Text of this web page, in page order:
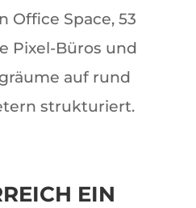
Office Space, 53
Pixel-Büros und
auf rund
strukturiert.
EIN